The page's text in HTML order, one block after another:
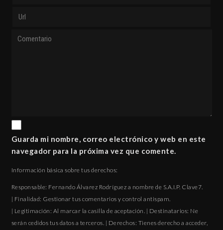
Guarda mi nombre, correo electrónico y web en este
navegador para la próxima vez que comente.
Información básica sobre tus derechos:
Responsable: Fernando Álvarez Rodríguez a nombre de S.A.I.P. Clave7.
| Finalidad: Gestionar tus comentarios y control antispam.
| Legitimación: Al marcar la casilla de aceptación. | Destinatarios: Ne
serán cedidos tus datos a terceros. | Derechos: Tienes derecho a acceder,